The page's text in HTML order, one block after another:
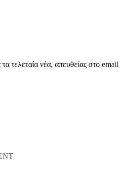
τελεταία νέα, απευθείας στο email